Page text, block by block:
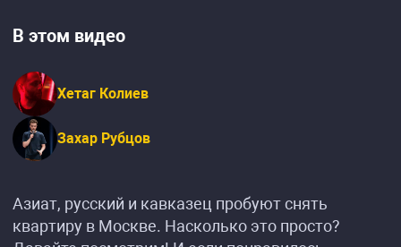
В этом видео
Хетаг Колиев
Захар Рубцов
Азиат, русский и кавказец пробуют снять
квартиру в Москве. Насколько это просто?